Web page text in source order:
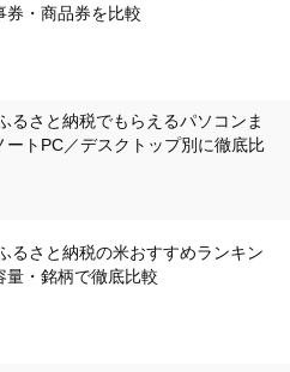
券・商品券を比較
るさと納税でもらえるパソコンま
ートPC／デスクトップ別に徹底比
るさと納税の米おすすめランキン
量・銘柄で徹底比較